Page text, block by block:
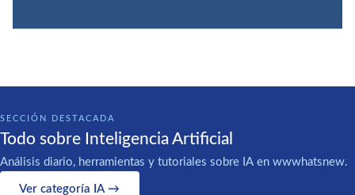
SECCIÓN DESTACADA
Todo sobre Inteligencia Artificial
Análisis diario, herramientas y tutoriales sobre IA en wwwhatsnew.
Ver categoría IA →